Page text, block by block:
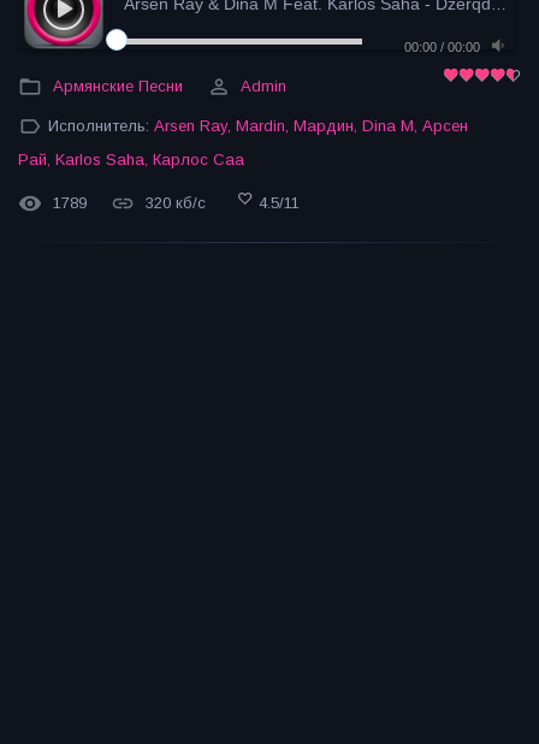
00:00 / 00:00
Армянские Песни Admin
Исполнитель: Arsen Ray, Mardin Мардин Dina M Арсен
Рай, Karlos Saha, Карлос Саа
1789 320 кб/с 4.5/11